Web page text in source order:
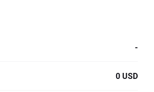
-
0 USD